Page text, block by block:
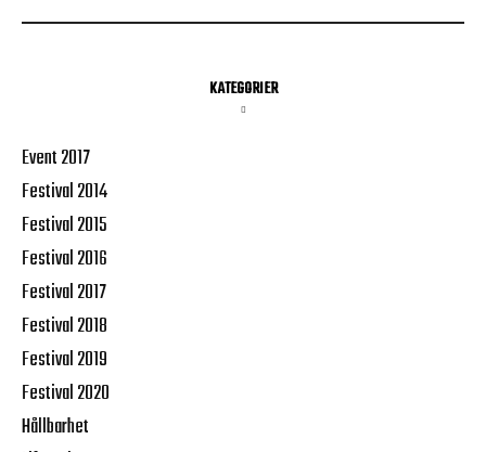
KATEGORIER
Event 2017
Festival 2014
Festival 2015
Festival 2016
Festival 2017
Festival 2018
Festival 2019
Festival 2020
Hållbarhet